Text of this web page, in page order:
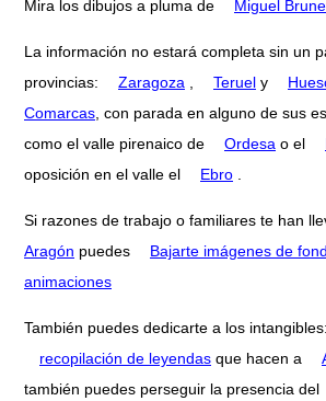
Mira los dibujos a pluma de Miguel
La información no estará completa sin un
provincias:
Zaragoza Teruel y
Comarcas , con parada en alguno de sus
como el valle pirenaico de
Ordesa o el
oposición en el valle el
Ebro
Si razones de trabajo o familiares te han
Aragón puedes
Bajarte imágenes de
animaciones
También puedes dedicarte a los
recopilación de leyendas que hacen a
también puedes perseguir la presencia del